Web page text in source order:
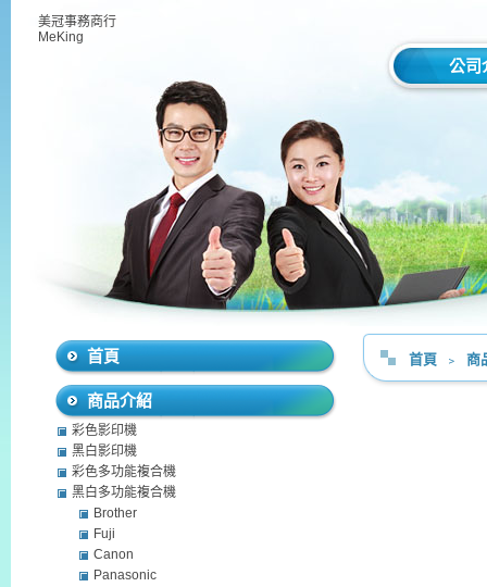
美冠事務商行
MeKing
公司
首頁 ﹥ 商
首頁
商品介紹
彩色影印機
黑白影印機
彩色多功能複合機
黑白多功能複合機
Brother
Fuji
Canon
Panasonic